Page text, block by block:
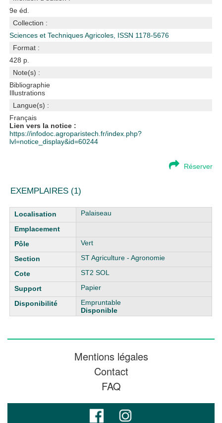
9e éd.
Collection :
Sciences et Techniques Agricoles, ISSN 1178-5676
Format :
428 p.
Note(s) :
Bibliographie
Illustrations
Langue(s) :
Français
Lien vers la notice :
https://infodoc.agroparistech.fr/index.php?
lvl=notice_display&id=60244
Réserver
EXEMPLAIRES (1)
Liste des exemplaires Palaiseau
Vert
ST Agriculture - Agronomie
ST2 SOL
Papier
Empruntable
Disponible
Mentions légales
Contact
FAQ